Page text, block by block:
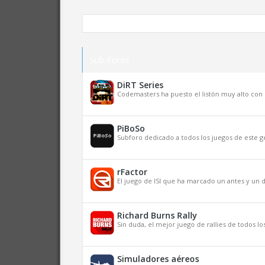
DiRT Series
Codemasters ha puesto el listón muy alto con
PiBoSo
Subforo dedicado a todos los juegos de este
rFactor
El juego de ISI que ha marcado un antes y un
Richard Burns Rally
Sin duda, el mejor juego de rallies de todos
Simuladores aéreos